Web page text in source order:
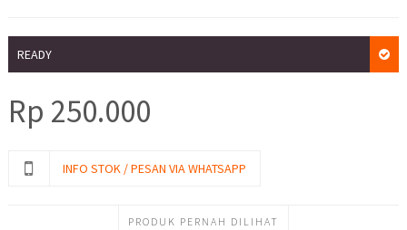
READY
Rp 250.000
INFO STOK / PESAN VIA WHATSAPP
PRODUK PERNAH DILIHAT